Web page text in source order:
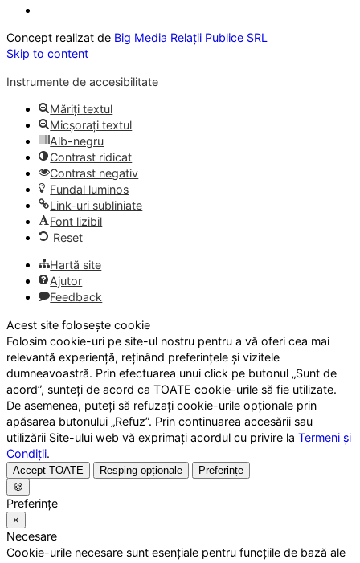
Concept realizat de Big Media Relații Publice SRL
Skip to content
Instrumente de accesibilitate
Măriți textul
Micșorați textul
Alb-negru
Contrast ridicat
Contrast negativ
Fundal luminos
Link-uri subliniate
Font lizibil
Reset
Hartă site
Ajutor
Feedback
Acest site folosește cookie
Folosim cookie-uri pe site-ul nostru pentru a vă oferi cea mai
relevantă experiență, reținând preferințele și vizitele
dumneavoastră. Prin efectuarea unui click pe butonul „Sunt de
acord”, sunteți de acord ca TOATE cookie-urile să fie utilizate.
De asemenea, puteți să refuzați cookie-urile opționale prin
apăsarea butonului „Refuz”. Prin continuarea accesării sau
utilizării Site-ului web vă exprimați acordul cu privire la Termeni și
Condiții.
Accept TOATE Resping opționale
Preferințe
🍪
Preferințe
×
Necesare
Cookie-urile necesare sunt esențiale pentru funcțiile de bază ale